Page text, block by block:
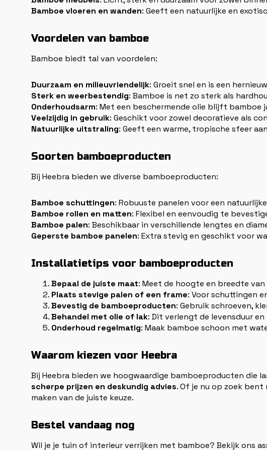
Bamboe vloeren en wanden: Geeft een natuurlijke en
Voordelen van bamboe
Bamboe biedt tal van voordelen:
Duurzaam en milieuvriendelijk: Groeit snel en is een
Sterk en weerbestendig: Bamboe is net zo sterk als
Onderhoudsarm: Met een beschermende olie blijft bamboe
Veelzijdig in gebruik: Geschikt voor zowel decoratieve als
Natuurlijke uitstraling: Geeft een warme, tropische sfeer
Soorten bamboeproducten
Bij Heebra bieden we diverse bamboeproducten:
Bamboe schuttingen: Robuuste panelen voor een
Bamboe rollen en matten: Flexibel en eenvoudig te
Bamboe palen: Beschikbaar in verschillende lengtes en
Geperste bamboe panelen: Extra stevig en geschikt voor
Installatietips voor bamboeproducten
Bepaal de juiste maat: Meet de hoogte en breedte
Plaats stevige palen of een frame: Voor schuttingen
Bevestig de bamboeproducten: Gebruik schroeven,
Behandel met olie of lak: Dit verlengt de levensduur
Onderhoud regelmatig: Maak bamboe schoon met
Waarom kiezen voor Heebra
Bij Heebra bieden we hoogwaardige bamboeproducten die
scherpe prijzen en deskundig advies. Of je nu op zoek
maken van de juiste keuze.
Bestel vandaag nog
Wil je je tuin of interieur verrijken met bamboe? Bekijk ons